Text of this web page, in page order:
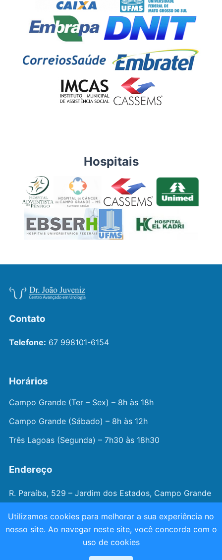
Hospitais
Contato
Telefone: 67 998101-6154
Horários
Campo Grande (Ter – Sex) – 8h às 18h
Campo Grande (Sábado) – 8h às 12h
Três Lagoas (Segunda) – 7h30 às 18h30
Endereço
R. Paraíba, 529 – Jardim dos Estados, Campo Grande
– MS
© 2026 — Dr. João Juveniz . Todos os direitos
Utilizamos cookies para melhorar a sua experiência no
nosso site. Ao navegar neste site, você concorda com o
uso de cookies